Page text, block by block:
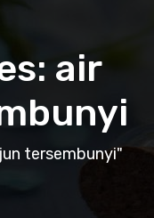
air
tersembunyi"